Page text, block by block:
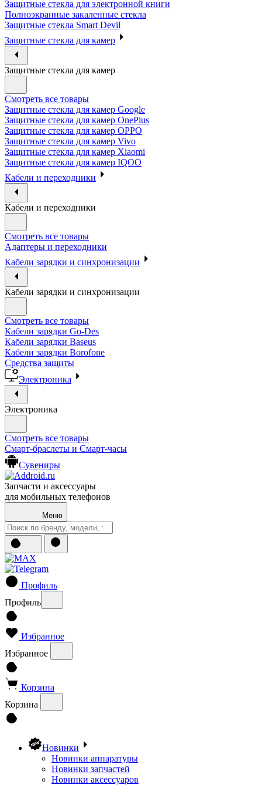
Защитные стекла для электронной книги
Полноэкранные закаленные стекла
Защитные стекла Smart Devil
Защитные стекла для камер
Защитные стекла для камер
Смотреть все товары
Защитные стекла для камер Google
Защитные стекла для камер OnePlus
Защитные стекла для камер OPPO
Защитные стекла для камер Vivo
Защитные стекла для камер Xiaomi
Защитные стекла для камер IQOO
Кабели и переходники
Кабели и переходники
Смотреть все товары
Адаптеры и переходники
Кабели зарядки и синхронизации
Кабели зарядки и синхронизации
Смотреть все товары
Кабели зарядки Go-Des
Кабели зарядки Baseus
Кабели зарядки Borofone
Средства защиты
Электроника
Электроника
Смотреть все товары
Смарт-браслеты и Смарт-часы
Сувениры
Запчасти и аксессуары
для мобильных телефонов
Меню
Профиль
Профиль
Избранное
Избранное
Корзина
Корзина
Новинки
Новинки аппаратуры
Новинки запчастей
Новинки аксессуаров